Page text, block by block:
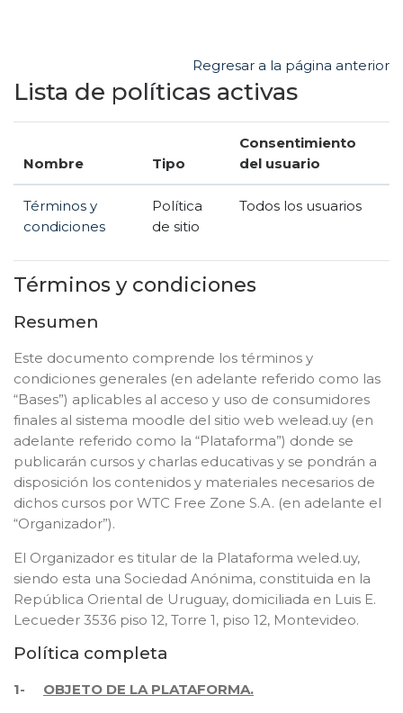
Regresar a la página anterior
Lista de políticas activas
Nombre Tipo
Consentimiento
del usuario
Términos y
condiciones
Política
de sitio
Todos los usuarios
Términos y condiciones
Resumen
Este documento comprende los términos y
condiciones generales (en adelante referido como las
“Bases”) aplicables al acceso y uso de consumidores
finales al sistema moodle del sitio web welead.uy (en
adelante referido como la “Plataforma”) donde se
publicarán cursos y charlas educativas y se pondrán a
disposición los contenidos y materiales necesarios de
dichos cursos por WTC Free Zone S.A. (en adelante el
“Organizador”).
El Organizador es titular de la Plataforma weled.uy,
siendo esta una Sociedad Anónima, constituida en la
República Oriental de Uruguay, domiciliada en Luis E.
Lecueder 3536 piso 12, Torre 1, piso 12, Montevideo.
Política completa
1- OBJETO DE LA PLATAFORMA.